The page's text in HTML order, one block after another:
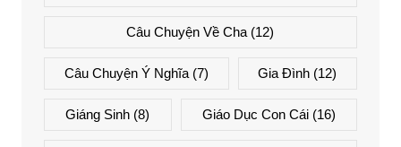
Câu Chuyện Về Cha (12)
Câu Chuyện Ý Nghĩa(7) Gia Đình (12)
Giáng Sinh (8) Giáo Dục Con Cái(16)